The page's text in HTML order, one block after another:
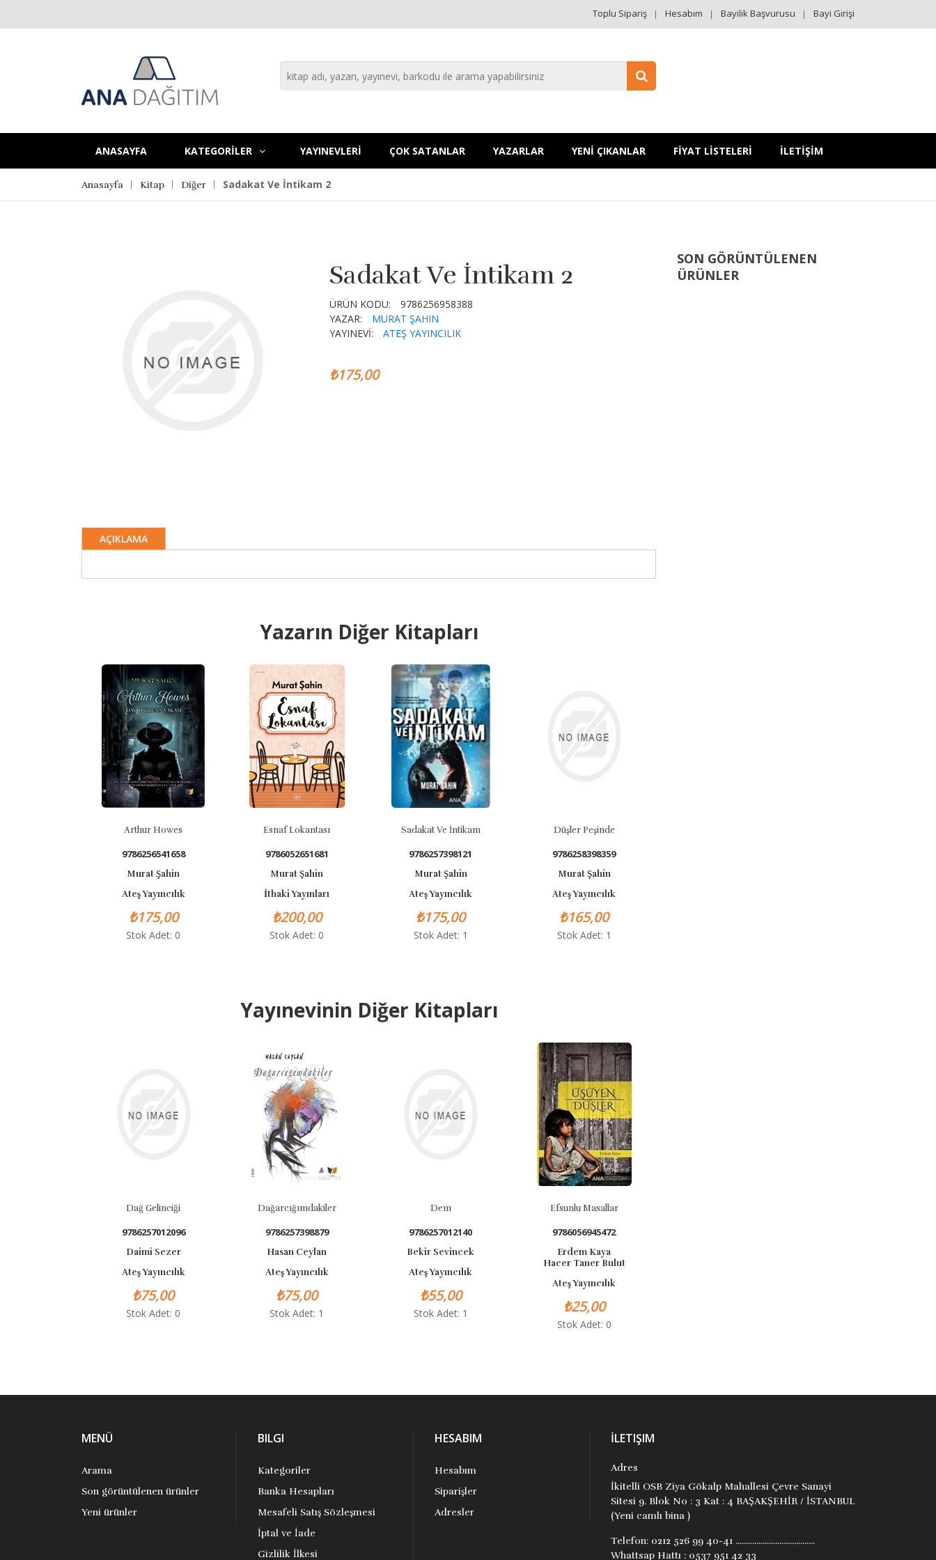
Toplu Sipariş Hesabım Bayilik Başvurusu Bayi Girişi
ANASAYFA KATEGORİLER YAYINEVLERİ ÇOK SATANLAR YAZARLAR YENİ ÇIKANLAR FİYAT LİSTELERİ İLETİŞİM
Anasayfa Kitap Diğer Sadakat Ve İntikam 2
Sadakat Ve İntikam 2
ÜRÜN KODU:
9786256958388
YAZAR:
MURAT ŞAHIN
YAYINEVİ:
ATEŞ YAYINCILIK
₺175,00
AÇIKLAMA
Yazarın Diğer Kitapları
Arthur Howes
9786256541658
Murat Şahin
Ateş Yayıncılık
₺175,00
Stok Adet: 0
Esnaf Lokantası
9786052651681
Murat Şahin
İthaki Yayınları
₺200,00
Stok Adet: 0
Sadakat Ve İntikam
9786257398121
Murat Şahin
Ateş Yayıncılık
₺175,00
Stok Adet: 1
Düşler Peşinde
9786258398359
Murat Şahin
Ateş Yayıncılık
₺165,00
Stok Adet: 1
Arthur Howes Davıd Bruns Vakası
Yayınevinin Diğer Kitapları
Dağ Gelinciği
9786257012096
Daimi Sezer
Ateş Yayıncılık
₺75,00
Stok Adet: 0
Dağarcığımdakiler
9786257398879
Hasan Ceylan
Ateş Yayıncılık
₺75,00
Stok Adet: 1
9786257012140
Bekir Sevincek
Ateş Yayıncılık
₺55,00
Stok Adet: 1
Efsunlu Masallar
9786056945472
Erdem Kaya
Hacer Taner Bulut
Ateş Yayıncılık
₺25,00
Stok Adet: 0
SON GÖRÜNTÜLENEN
ÜRÜNLER
MENÜ
Arama
Son görüntülenen ürünler
Yeni ürünler
BILGI
Kategoriler
Banka Hesapları
Mesafeli Satış Sözleşmesi
İptal ve İade
Gizlilik İlkesi
HESABIM
Hesabım
Siparişler
Adresler
İLETIŞIM
Adres
İkitelli OSB Ziya Gökalp Mahallesi Çevre Sanayi
Sitesi 9. Blok No : 3 Kat : 4 BAŞAKŞEHİR / İSTANBUL
(Yeni camlı bina )
Telefon: 0212 526 99 40-41 ......................................
Whattsap Hattı : 0537 951 42 33